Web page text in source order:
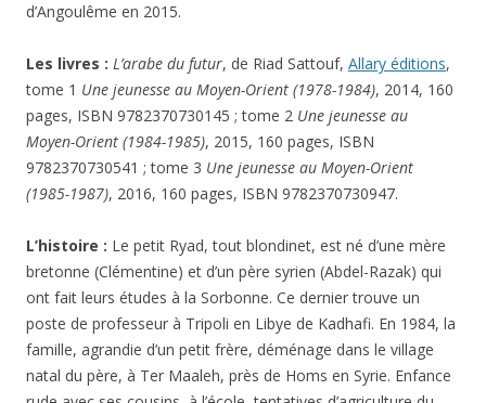
d’Angoulême en 2015.
Les livres : L’arabe du futur, de Riad Sattouf, Allary éditions,
tome 1 Une jeunesse au Moyen-Orient (1978-1984), 2014, 160
pages, ISBN 9782370730145 ; tome 2 Une jeunesse au
Moyen-Orient (1984-1985), 2015, 160 pages, ISBN
9782370730541 ; tome 3 Une jeunesse au Moyen-Orient
(1985-1987), 2016, 160 pages, ISBN 9782370730947.
L’histoire : Le petit Ryad, tout blondinet, est né d’une mère
bretonne (Clémentine) et d’un père syrien (Abdel-Razak) qui
ont fait leurs études à la Sorbonne. Ce dernier trouve un
poste de professeur à Tripoli en Libye de Kadhafi. En 1984, la
famille, agrandie d’un petit frère, déménage dans le village
natal du père, à Ter Maaleh, près de Homs en Syrie. Enfance